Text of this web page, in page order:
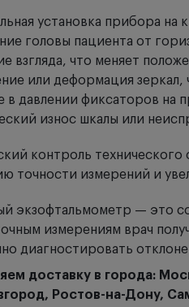
установка прибора на
головы пациента от
взгляда, что меняет
или деформация
в давлении фиксаторов на
износ шкалы или
контроль
точности измерений и
экзофтальмометр — это
измерениям врач
диагностировать
доставку в города:
Ростов-на-Дону,